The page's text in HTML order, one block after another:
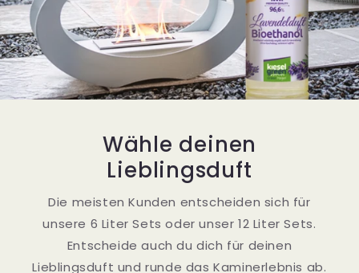
Wähle deinen
Lieblingsduft
Die meisten Kunden entscheiden sich für
unsere 6 Liter Sets oder unser 12 Liter Sets.
Entscheide auch du dich für deinen
Lieblingsduft und runde das Kaminerlebnis ab.